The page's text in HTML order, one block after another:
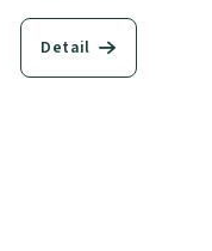
Detail